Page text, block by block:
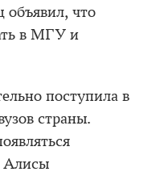
объявил, что
в МГУ и
поступила в
страны.
Алисы